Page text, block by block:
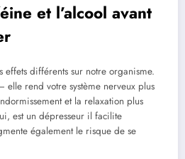
et l’alcool avant
effets différents sur notre organisme.
elle rend votre système nerveux plus
et la relaxation plus
est un dépresseur il facilite
également le risque de se